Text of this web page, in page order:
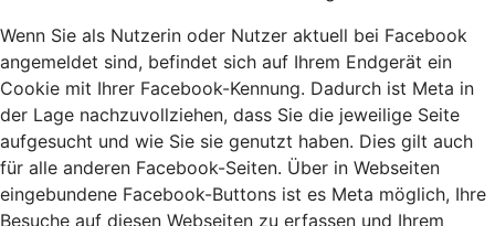
Wenn Sie als Nutzerin oder Nutzer aktuell bei Facebook
angemeldet sind, befindet sich auf Ihrem Endgerät ein
Cookie mit Ihrer Facebook-Kennung. Dadurch ist Meta in
der Lage nachzuvollziehen, dass Sie die jeweilige Seite
aufgesucht und wie Sie sie genutzt haben. Dies gilt auch
für alle anderen Facebook-Seiten. Über in Webseiten
eingebundene Facebook-Buttons ist es Meta möglich, Ihre
Besuche auf diesen Webseiten zu erfassen und Ihrem